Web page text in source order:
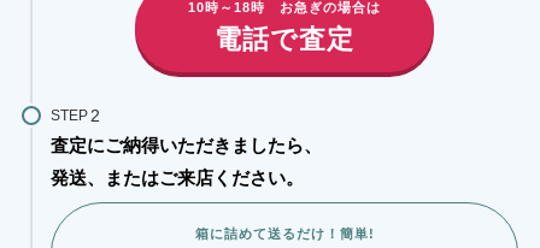
10時～18時 お急ぎの場合は
電話で査定
STEP
査定にご納得いただきましたら、
発送、またはご来店ください。
箱に詰めて送るだけ！簡単!